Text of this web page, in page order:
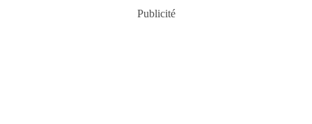
Publicité